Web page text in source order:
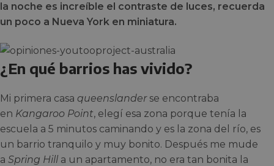
la noche es increíble el contraste de luces, recuerda
un poco a Nueva York en miniatura.
¿En qué barrios has vivido?
Mi primera casa queenslanderse encontraba
en Kangaroo Point, elegí esa zona porque tenía la
escuela a 5 minutos caminando y es la zona del río, es
un barrio tranquilo y muy bonito. Después me mude
a Spring Hill a un apartamento, no era tan bonita la